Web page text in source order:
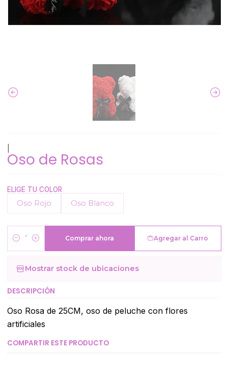
Oso de Rosas
ELIGE TU COLOR
Oso Rojo Oso Blanco
Cantidad
Agregar al Carro
Comprar ahora
Mostrar stock de ubicaciones
DESCRIPCIÓN
Oso Rosa de 25CM, oso de peluche con flores
artificiales
COMPARTIR ESTE PRODUCTO